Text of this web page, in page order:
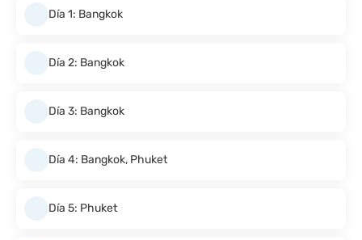
Día 1: Bangkok
Día 2: Bangkok
Día 3: Bangkok
Día 4: Bangkok, Phuket
Día 5: Phuket